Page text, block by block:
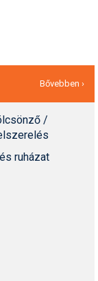
Bővebben ›
/
ruházat